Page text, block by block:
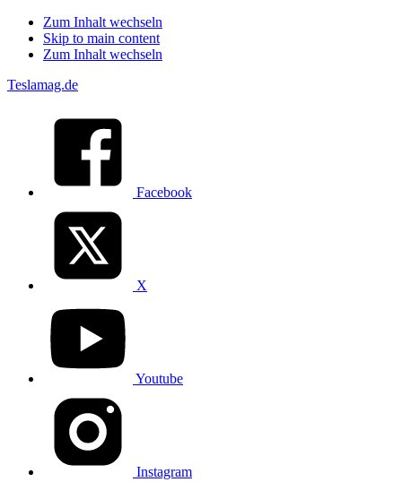
Zum Inhalt wechseln
Skip to main content
Zum Inhalt wechseln
Teslamag.de
Facebook
X
Youtube
Instagram